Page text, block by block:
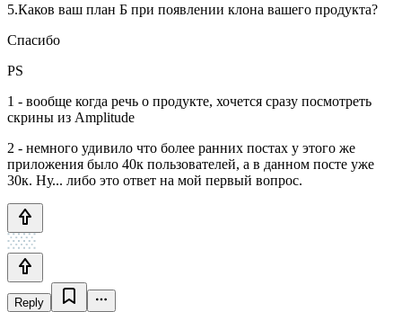
5.Каков ваш план Б при появлении клона вашего продукта?
Спасибо
PS
1 - вообще когда речь о продукте, хочется сразу посмотреть
скрины из Amplitude
2 - немного удивило что более ранних постах у этого же
приложения было 40к пользователей, а в данном посте уже
30к. Ну... либо это ответ на мой первый вопрос.
Reply